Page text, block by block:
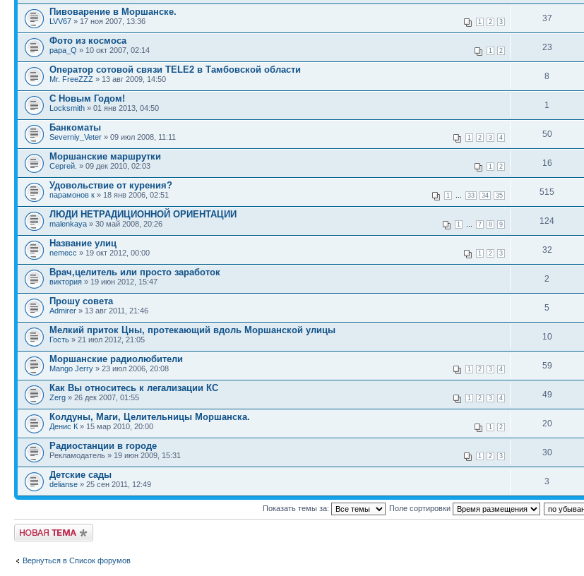
Пивоварение в Моршанске.
1 2 3
LVV67 » 17 ноя 2007, 13:36 37
Фото из космоса
1 2
papa_Q » 10 окт 2007, 02:14 23
Оператор сотовой связи TELE2 в Тамбовской области
Mr. FreeZZZ » 13 авг 2009, 14:50 8
С Новым Годом!
Locksmith » 01 янв 2013, 04:50 1
Банкоматы
1 2 3 4
Severniy_Veter » 09 июл 2008, 11:11 50
Моршанские маршрутки
1 2
Сергей. » 09 дек 2010, 02:03 16
Удовольствие от курения?
1 33 34 35
парамонов к » 18 янв 2006, 02:51 515
ЛЮДИ НЕТРАДИЦИОННОЙ ОРИЕНТАЦИИ
1 7 8 9
malenkaya » 30 май 2008, 20:26 124
Название улиц
1 2 3
nemecc » 19 окт 2012, 00:00 32
Врач,целитель или просто заработок
виктория » 19 июн 2012, 15:47 2
Прошу совета
Admirer » 13 авг 2011, 21:46 5
Мелкий приток Цны, протекающий вдоль Моршанской улицы
Гость » 21 июл 2012, 21:05 10
Моршанские радиолюбители
1 2 3 4
Mango Jerry » 23 июл 2006, 20:08 59
Как Вы относитесь к легализации КС
1 2 3 4
Zerg » 26 дек 2007, 01:55 49
Колдуны, Маги, Целительницы Моршанска.
1 2
Денис К » 15 мар 2010, 20:00 20
Радиостанции в городе
1 2 3
Рекламодатель » 19 июн 2009, 15:31 30
Детские сады
delianse » 25 сен 2011, 12:49 3
Показать темы за: Поле сортировки
Новая тема
Вернуться в Список форумов